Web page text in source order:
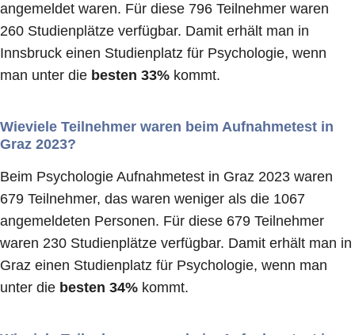
angemeldet waren. Für diese 796 Teilnehmer waren
260 Studienplätze verfügbar. Damit erhält man in
Innsbruck einen Studienplatz für Psychologie, wenn
man unter die besten 33% kommt.
Wieviele Teilnehmer waren beim Aufnahmetest in
Graz 2023?
Beim Psychologie Aufnahmetest in Graz 2023 waren
679 Teilnehmer, das waren weniger als die 1067
angemeldeten Personen. Für diese 679 Teilnehmer
waren 230 Studienplätze verfügbar. Damit erhält man in
Graz einen Studienplatz für Psychologie, wenn man
unter die besten 34% kommt.